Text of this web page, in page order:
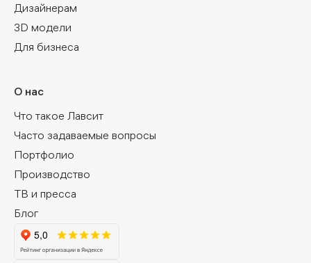
Дизайнерам
3D модели
Для бизнеса
О нас
Что такое Лавсит
Часто задаваемые вопросы
Портфолио
Производство
ТВ и пресса
Блог